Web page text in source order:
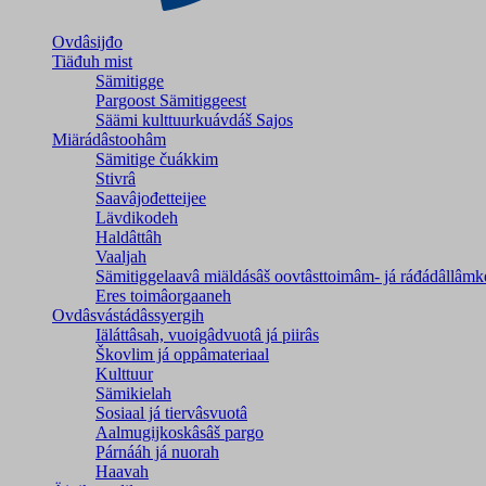
Ovdâsijđo
Tiäđuh mist
Sämitigge
Pargoost Sämitiggeest
Säämi kulttuurkuávdáš Sajos
Miärádâstoohâm
Sämitige čuákkim
Stivrâ
Saavâjođetteijee
Lävdikodeh
Haldâttâh
Vaaljah
Sämitiggelaavâ miäldásâš oovtâsttoimâm- já
Eres toimâorgaaneh
Ovdâsvástádâssyergih
Iäláttâsah, vuoigâdvuotâ já piirâs
Škovlim já oppâmateriaal
Kulttuur
Sämikielah
Sosiaal já tiervâsvuotâ
Aalmugijkoskâsâš pargo
Párnááh já nuorah
Haavah